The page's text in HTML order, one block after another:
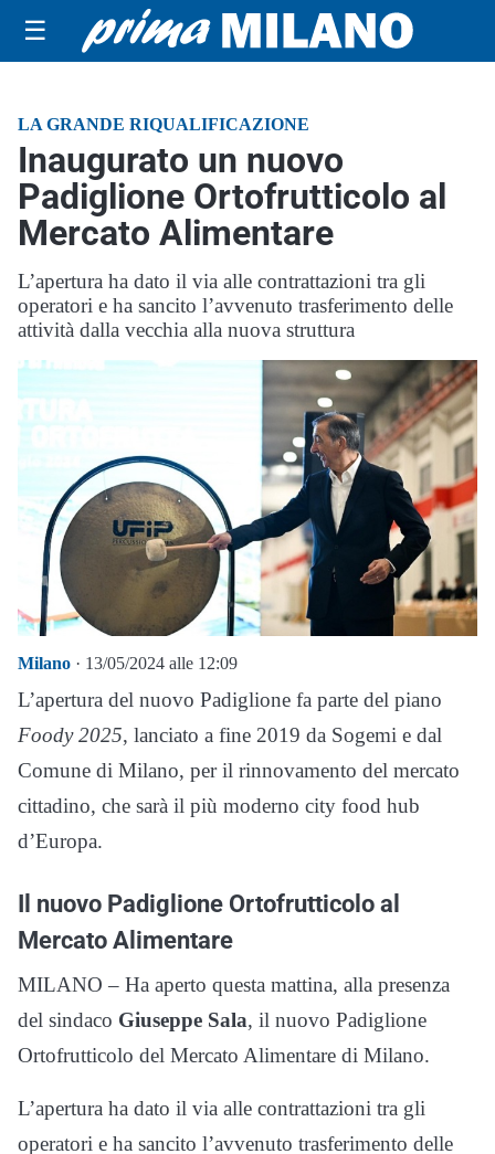
☰
LA GRANDE RIQUALIFICAZIONE
Inaugurato un nuovo
Padiglione Ortofrutticolo al
Mercato Alimentare
L’apertura ha dato il via alle contrattazioni tra gli
operatori e ha sancito l’avvenuto trasferimento delle
attività dalla vecchia alla nuova struttura
Milano · 13/05/2024 alle 12:09
L’apertura del nuovo Padiglione fa parte del piano
Foody 2025, lanciato a fine 2019 da Sogemi e dal
Comune di Milano, per il rinnovamento del mercato
cittadino, che sarà il più moderno city food hub
d’Europa.
Il nuovo Padiglione Ortofrutticolo al
Mercato Alimentare
MILANO – Ha aperto questa mattina, alla presenza
del sindaco Giuseppe Sala, il nuovo Padiglione
Ortofrutticolo del Mercato Alimentare di Milano.
L’apertura ha dato il via alle contrattazioni tra gli
operatori e ha sancito l’avvenuto trasferimento delle